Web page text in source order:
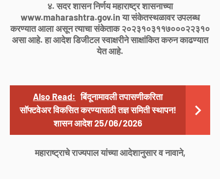
४. सदर शासन निर्णय महाराष्ट्र शासनाच्या
www.maharashtra.gov.in या संकेतस्थळावर उपलब्ध
करण्यात आला असून त्याचा संकेताक २०२३१०३११७०००२२३१०
असा आहे. हा आदेश डिजीटल स्वाक्षरीने साक्षांकित करुन काढण्यात
येत आहे.
Also Read: बिंदूनामावली तपासणीकरिता
सॉफ्टवेअर विकसित करण्यासाठी तज्ञ समिती स्थापन!
शासन आदेश 25/06/2026
महाराष्ट्राचे राज्यपाल यांच्या आदेशानुसार व नावाने,